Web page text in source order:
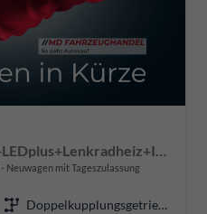
Neuwagen mit Tageszulassung
Doppelkupplungsgetriebe (DSG)